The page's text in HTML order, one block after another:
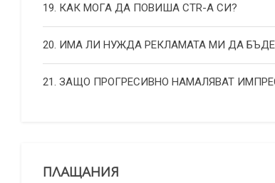
19. КАК МОГА ДА ПОВИША СТR-А СИ?
20. ИМА ЛИ НУЖДА РЕКЛАМАТА МИ ДА БЪДЕ
21. ЗАЩО ПРОГРЕСИВНО НАМАЛЯВАТ
ПЛАЩАНИЯ